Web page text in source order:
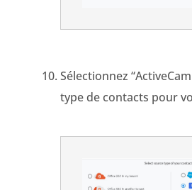
Sélectionnez “
type de contacts pour